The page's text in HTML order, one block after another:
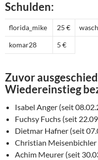
Schulden:
florida_mike 25 €
komar28 5 €
Zuvor
Wiedereinstieg
Isabel Anger (seit
Fuchsy Fuchs (seit
Dietmar Hafner (seit
Christian Meisenbichler
Achim Meurer (seit